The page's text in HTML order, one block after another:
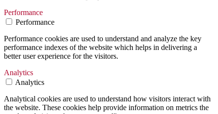
Performance
Performance
Performance cookies are used to understand and analyze the key
performance indexes of the website which helps in delivering a
better user experience for the visitors.
Analytics
Analytics
Analytical cookies are used to understand how visitors interact with
the website. These cookies help provide information on metrics the